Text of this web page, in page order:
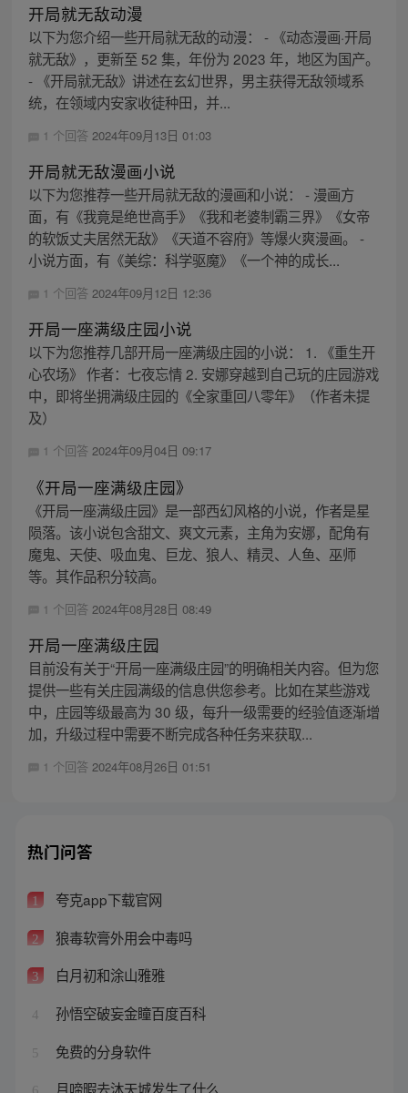
开局就无敌动漫
以下为您介绍一些开局就无敌的动漫： - 《动态漫画·开局
就无敌》，更新至 52 集，年份为 2023 年，地区为国产。
- 《开局就无敌》讲述在玄幻世界，男主获得无敌领域系
统，在领域内安家收徒种田，并...
1 个回答 2024年09月13日 01:03
开局就无敌漫画小说
以下为您推荐一些开局就无敌的漫画和小说： - 漫画方
面，有《我竟是绝世高手》《我和老婆制霸三界》《女帝
的软饭丈夫居然无敌》《天道不容府》等爆火爽漫画。 -
小说方面，有《美综：科学驱魔》《一个神的成长...
1 个回答 2024年09月12日 12:36
开局一座满级庄园小说
以下为您推荐几部开局一座满级庄园的小说： 1. 《重生开
心农场》 作者：七夜忘情 2. 安娜穿越到自己玩的庄园游戏
中，即将坐拥满级庄园的《全家重回八零年》（作者未提
及）
1 个回答 2024年09月04日 09:17
《开局一座满级庄园》
《开局一座满级庄园》是一部西幻风格的小说，作者是星
陨落。该小说包含甜文、爽文元素，主角为安娜，配角有
魔鬼、天使、吸血鬼、巨龙、狼人、精灵、人鱼、巫师
等。其作品积分较高。
1 个回答 2024年08月28日 08:49
开局一座满级庄园
目前没有关于“开局一座满级庄园”的明确相关内容。但为您
提供一些有关庄园满级的信息供您参考。比如在某些游戏
中，庄园等级最高为 30 级，每升一级需要的经验值逐渐增
加，升级过程中需要不断完成各种任务来获取...
1 个回答 2024年08月26日 01:51
热门问答
1 夸克app下载官网
2 狼毒软膏外用会中毒吗
3 白月初和涂山雅雅
4 孙悟空破妄金瞳百度百科
5 免费的分身软件
月啼暇去沐天城发生了什么